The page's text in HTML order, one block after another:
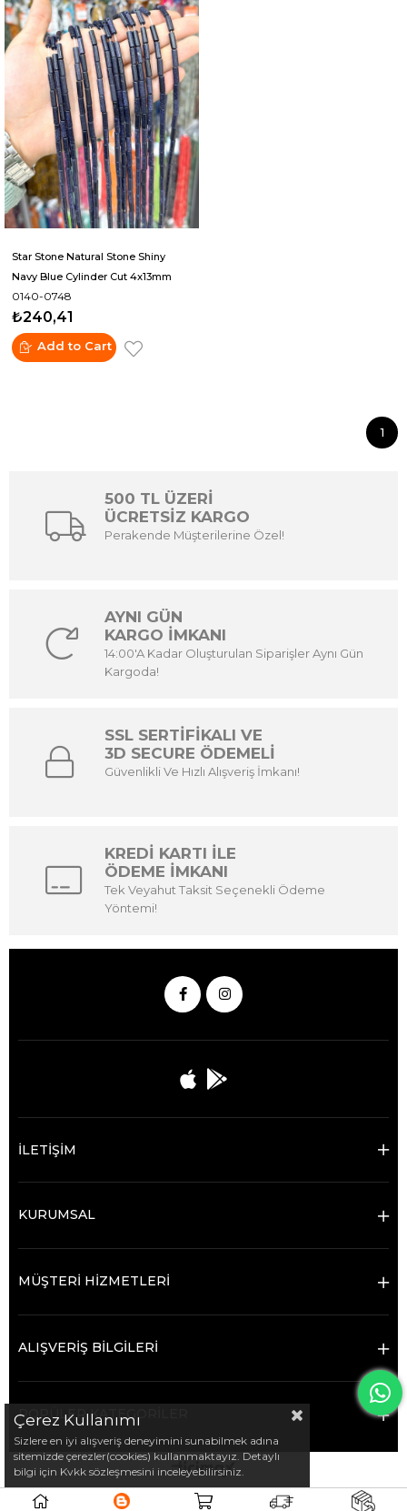
Star Stone Natural Stone Shiny
Navy Blue Cylinder Cut 4x13mm
String Of Beads
0140-0748
₺240,41
Add to Cart
1
500 TL ÜZERİ
ÜCRETSİZ KARGO
Perakende Müşterilerine Özel!
AYNI GÜN
KARGO İMKANI
14:00'A Kadar Oluşturulan Siparişler Aynı Gün
Kargoda!
SSL SERTİFİKALI VE
3D SECURE ÖDEMELİ
Güvenlikli Ve Hızlı Alışveriş İmkanı!
KREDİ KARTI İLE
ÖDEME İMKANI
Tek Veyahut Taksit Seçenekli Ödeme
Yöntemi!
İLETİŞİM
KURUMSAL
MÜŞTERİ HİZMETLERİ
ALIŞVERİŞ BİLGİLERİ
POPÜLER KATEGORİLER
Çerez Kullanımı
Sizlere en iyi alışveriş deneyimini sunabilmek adına
sitemizde çerezler(cookies) kullanmaktayız. Detaylı
bilgi için Kvkk sözleşmesini inceleyebilirsiniz.